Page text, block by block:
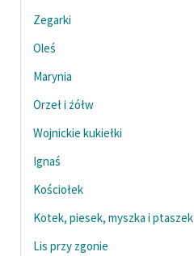
Zegarki
Oleś
Marynia
Orzeł i żółw
Wojnickie kukiełki
Ignaś
Kościołek
Kotek, piesek, myszka i ptaszek
Lis przy zgonie